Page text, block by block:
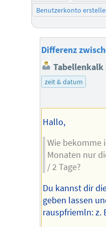
Benutzerkonto
Differenz
Tabellenkalk
zeit & datum
Hallo,
Wie bekomme
Monaten nur
/ 2 Tage?
Du kannst dir
geben lassen
rauspfriemln: z.